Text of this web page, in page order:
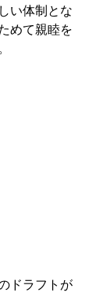
い体制とな
めて親睦を
ドラフトが